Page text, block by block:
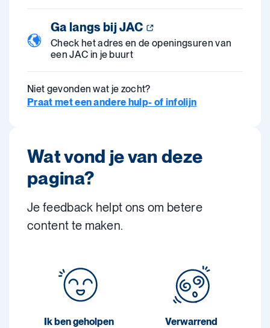
Ga langs bij JAC
Check het adres en de openingsuren van
een JAC in je buurt
Niet gevonden wat je zocht?
Praat met een andere hulp- of infolijn
Wat vond je van deze
pagina?
Je feedback helpt ons om betere
content te maken.
Ik ben geholpen Verwarrend